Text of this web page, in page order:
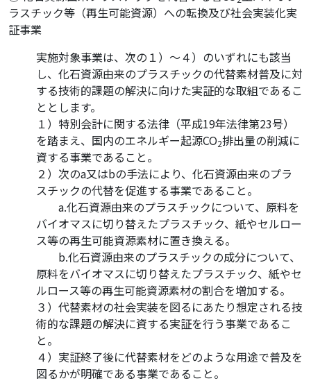
ラスチック等（再生可能資源）への転換及び社会実装化実
証事業
実施対象事業は、次の１）～４）のいずれにも該当
し、化石資源由来のプラスチックの代替素材普及に対
する技術的課題の解決に向けた実証的な取組であるこ
ととします。
１）特別会計に関する法律（平成19年法律第23号）
を踏まえ、国内のエネルギー起源CO2排出量の削減に
資する事業であること。
２）次のa又はbの手法により、化石資源由来のプラ
スチックの代替を促進する事業であること。
a.化石資源由来のプラスチックについて、原料を
バイオマスに切り替えたプラスチック、紙やセルロー
ス等の再生可能資源素材に置き換える。
b.化石資源由来のプラスチックの成分について、
原料をバイオマスに切り替えたプラスチック、紙やセ
ルロース等の再生可能資源素材の割合を増加する。
３）代替素材の社会実装を図るにあたり想定される技
術的な課題の解決に資する実証を行う事業であるこ
と。
４）実証終了後に代替素材をどのような用途で普及を
図るかが明確である事業であること。